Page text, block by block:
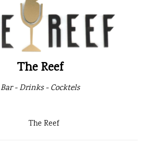
The Reef
Bar - Drinks - Cocktels